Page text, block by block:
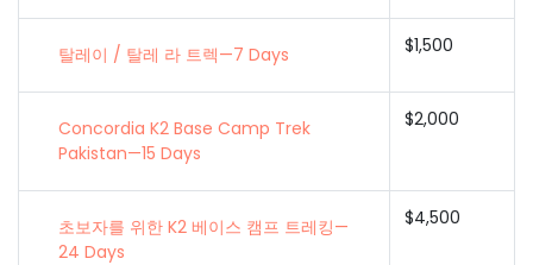
탈레이 / 탈레 라 트렉—7 Days $1,500
Concordia K2 Base Camp Trek
Pakistan—15 Days
$2,000
초보자를 위한 K2 베이스 캠프 트레킹—
24 Days
$4,500